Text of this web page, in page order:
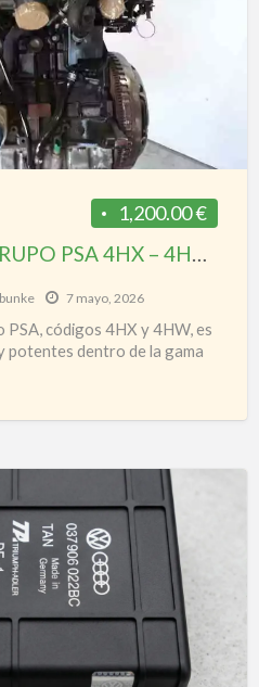
1,200.00 €
“MOTOR 2.2 HDI GRUPO PSA 4HX – 4HW”
bunke 7 mayo, 2026
códigos 4HX y 4HW, es
potentes dentro de la gama